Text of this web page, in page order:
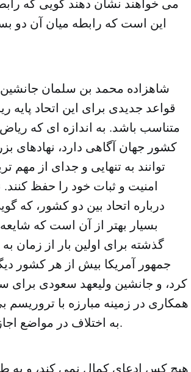
می خواهند نشان دهند گویی که
این است که رابطه میان آن دو
شاهزاده محمد بن سلمان
قواعد جدیدی برای این اتحاد
متناسب باشد. به اندازه ای که
کشور جهان آگاهی دارد، نهادهای
توانند به تنهایی و جدای از
امنیت و ثبات خود را حفظ
درباره اتحاد بین دو کشور، که
بسیار بهتر از آن است که
گذشته برای اولین بار از
جمهور آمریکا بیش از هر کشور
کرد، و جانشین ولیعهد سعودی
همکاری در زمینه مبارزه با
به اختلاف در مواضع اجازه داده شود قدرت مشارکت راهبردی را مختل کند.
هیچ کس ادعای کمال نمی کند، و به